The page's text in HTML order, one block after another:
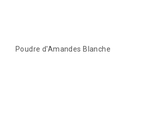
Poudre d'Amandes Blanche